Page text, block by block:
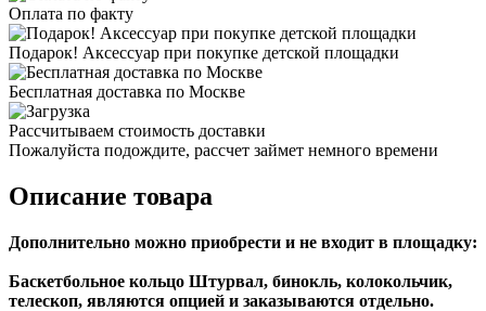
Оплата по факту
Подарок! Аксессуар при покупке детской площадки
Бесплатная доставка по Москве
Рассчитываем стоимость доставки
Пожалуйста подождите, рассчет займет немного времени
Описание товара
Дополнительно можно приобрести и не входит в площадку:
Баскетбольное кольцо Штурвал, бинокль, колокольчик,
телескоп, являются опцией и заказываются отдельно.